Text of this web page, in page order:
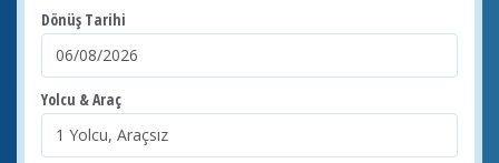
Dönüş Tarihi
Yolcu & Araç